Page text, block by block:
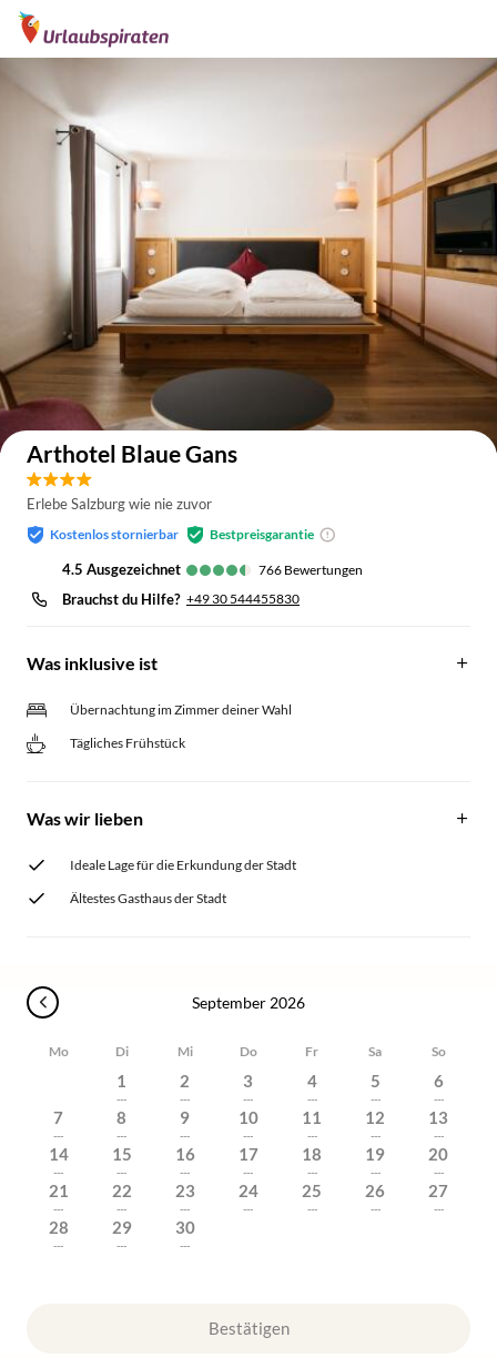
Auf der Karte anzeigen
Arthotel Blaue Gans
Erlebe Salzburg wie nie zuvor
Kostenlos stornierbar Bestpreisgarantie
4.5 ausgezeichnet 766 Bewertungen
Brauchst du Hilfe? +49 30 544455830
Was inklusive ist
Übernachtung im Zimmer deiner Wahl
Tägliches Frühstück
Was wir lieben
Ideale Lage für die Erkundung der Stadt
Ältestes Gasthaus der Stadt
September 2026
Mo Di Mi Do Fr Sa So
1
---
2
---
3
---
4
---
5
---
6
---
7
---
8
---
9
---
10
---
11
---
12
---
13
---
14
---
15
---
16
---
17
---
18
---
19
---
20
---
21
---
22
---
23
---
24
---
25
---
26
---
27
---
28
---
29
---
30
---
Bestätigen